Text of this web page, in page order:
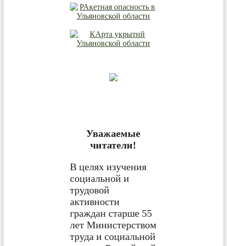
Уважаемые
читатели!
В целях изучения
социальной и
трудовой
активности
граждан старше 55
лет Министерством
труда и социальной